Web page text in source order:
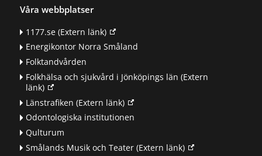
Våra webbplatser
1177.se(Extern länk)
Energikontor Norra Småland
Folktandvården
Folkhälsa och sjukvård i Jönköpings län (Extern
länk)
Länstrafiken (Extern länk)
Odontologiska institutionen
Qulturum
Smålands Musik och Teater(Extern länk)